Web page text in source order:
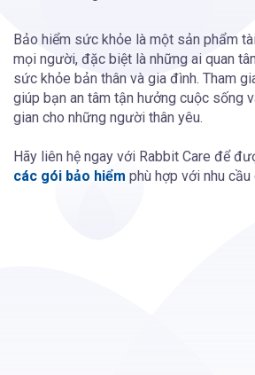
Bảo hiểm sức khỏe là một sản phẩm
mọi người, đặc biệt là những ai quan
sức khỏe bản thân và gia đình. Tham
giúp bạn an tâm tận hưởng cuộc sống
gian cho những người thân yêu.
Hãy liên hệ ngay với Rabbit Care để
các gói bảo hiểm phù hợp với nhu cầu